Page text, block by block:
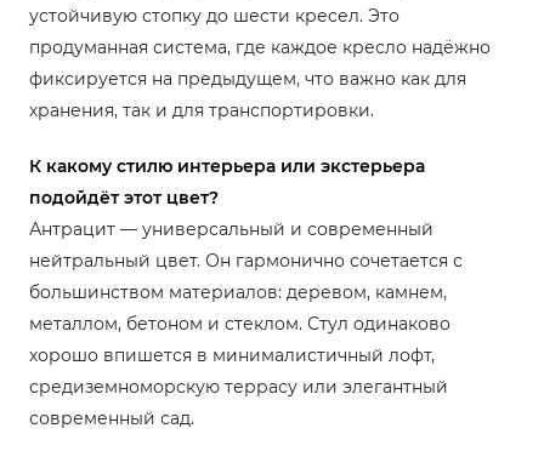
устойчивую стопку до шести кресел. Это
продуманная система, где каждое кресло надёжно
фиксируется на предыдущем, что важно как для
хранения, так и для транспортировки.
К какому стилю интерьера или экстерьера
подойдёт этот цвет?
Антрацит — универсальный и современный
нейтральный цвет. Он гармонично сочетается с
большинством материалов: деревом, камнем,
металлом, бетоном и стеклом. Стул одинаково
хорошо впишется в минималистичный лофт,
средиземноморскую террасу или элегантный
современный сад.